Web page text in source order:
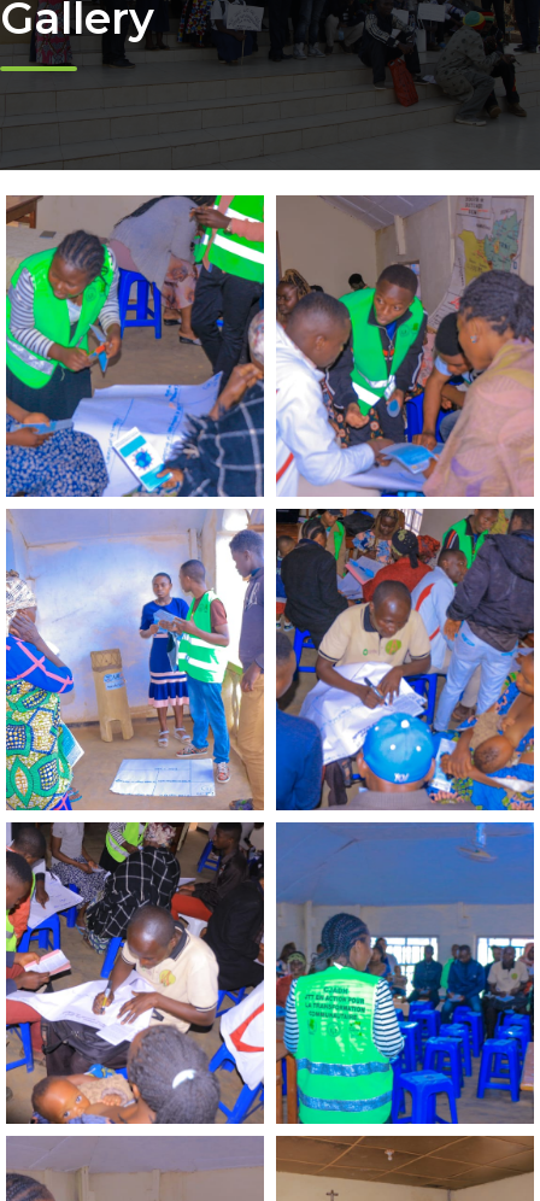
Gallery